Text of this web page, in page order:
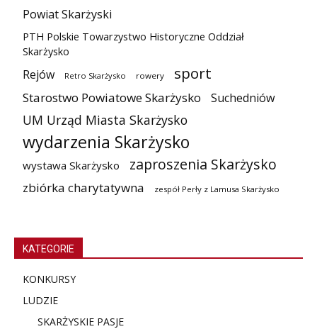
Powiat Skarżyski
PTH Polskie Towarzystwo Historyczne Oddział
Skarżysko
Rejów Retro Skarżysko rowery sport
Starostwo Powiatowe Skarżysko Suchedniów
UM Urząd Miasta Skarżysko
wydarzenia Skarżysko
wystawa Skarżysko zaproszenia Skarżysko
zbiórka charytatywna zespół Perły z Lamusa Skarżysko
KATEGORIE
KONKURSY
LUDZIE
SKARŻYSKIE PASJE